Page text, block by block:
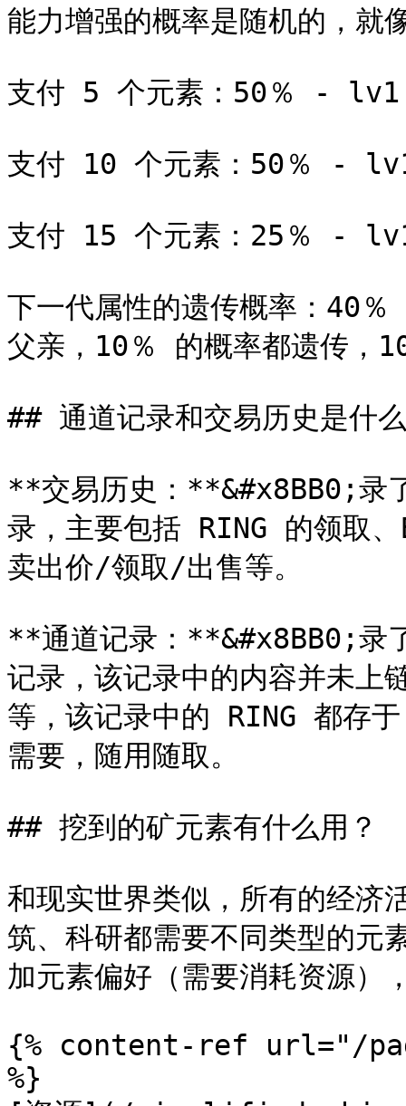
能力增强的概率是随机的，就
支付 5 个元素：50％ -
支付 10 个元素：50％ -
支付 15 个元素：25％ -
下一代属性的遗传概率：40
父亲，10％ 的概率都遗传，
## 通道记录和交易历史是什
**交易历史：**&#x8BB0;录
录，主要包括 RING 的领取
卖出价/领取/出售等。
**通道记录：**&#x8BB0;录
记录，该记录中的内容并未上
等，该记录中的 RING 都存
需要，随用随取。
## 挖到的矿元素有什么用？
和现实世界类似，所有的经济
筑、科研都需要不同类型的元
加元素偏好（需要消耗资源）
{% content-ref url="/
%}